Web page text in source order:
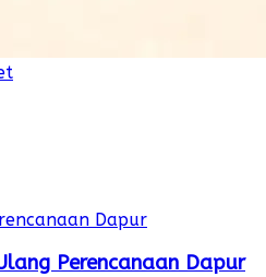
Perencanaan Dapur